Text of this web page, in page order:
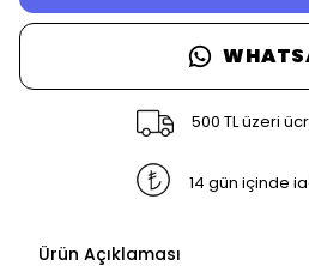
500 TL üzeri
14 gün içinde
Ürün Açıklaması